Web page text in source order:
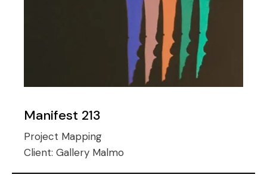
Manifest 213
Project Mapping
Client:Gallery Malmo